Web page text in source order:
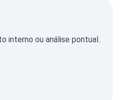
interno ou análise pontual.